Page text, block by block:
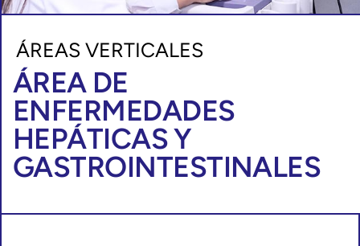
ÁREAS VERTICALES
ÁREA DE
ENFERMEDADES
HEPÁTICAS Y
GASTROINTESTINALES